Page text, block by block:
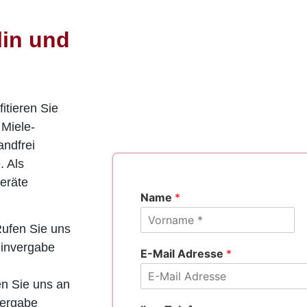
und
Sie
Als
Sie uns
Sie uns an
Name *
o
r
m
e
E-Mail Adresse *